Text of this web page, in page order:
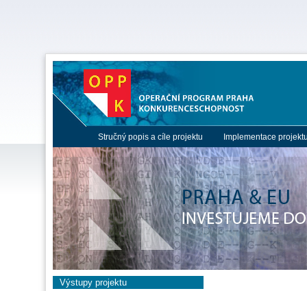
Stručný popis a cíle projektu Implementace
Výstupy projektu